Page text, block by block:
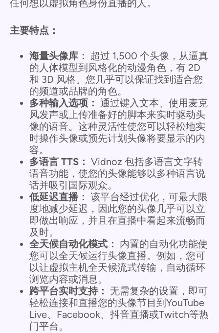
任何想以虚拟角色身份直播的人。
主要特点：
海量头像库： 超过 1,500 个头像，从逼真
的人体模型到风格化的动漫角色，有 2D
和 3D 风格。您几乎可以保证找到适合您
的频道或品牌的角色。
多种输入选项： 通过键入文本、使用麦克
风发声或上传准备好的脚本来实时驱动头
像的语音。这种灵活性使您可以轻松地实
时操作头像或预先计划头像将要显示的内
容。
多语言 TTS： Vidnoz 包括多语言文字转
语音功能，使您的头像能够以多种语言说
话并吸引国际观众。
低延迟直播： 该平台经过优化，可最大限
度地减少延迟，因此您的头像几乎可以立
即做出响应，并且在直播中看起来流畅而
及时。
全天候自动化模式： 内置的自动化功能使
您可以全天候运行头像直播。例如，您可
以让虚拟主机全天候流式传输，自动循环
浏览内容或消息。
跨平台实时支持： 无需复杂的设置，即可
轻松连接和直播您的头像节目到YouTube
Live、Facebook、抖音直播或Twitch等热
门平台。